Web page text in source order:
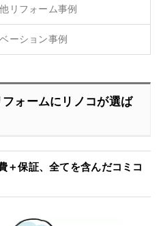
リフォーム事例
ーション事例
ォームにリノコが選ば
＋保証、全てを含んだコミコ